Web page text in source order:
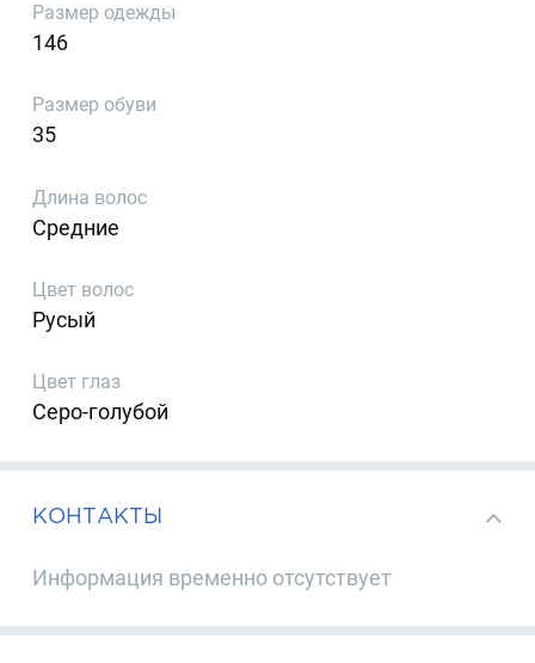
Размер одежды
146
Размер обуви
35
Длина волос
Средние
Цвет волос
Русый
Цвет глаз
Серо-голубой
КОНТАКТЫ
Информация временно отсутствует